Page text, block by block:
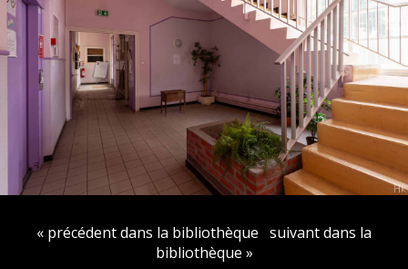
« précédent dans la bibliothèque suivant dans la
bibliothèque »